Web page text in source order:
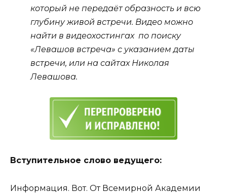
который не передаёт образность и всю
глубину живой встречи. Видео можно
найти в видеохостингах по поиску
«Левашов встреча» с указанием даты
встречи, или на сайтах Николая
Левашова.
Вступительное слово ведущего:
Информация. Вот. От Всемирной Академии